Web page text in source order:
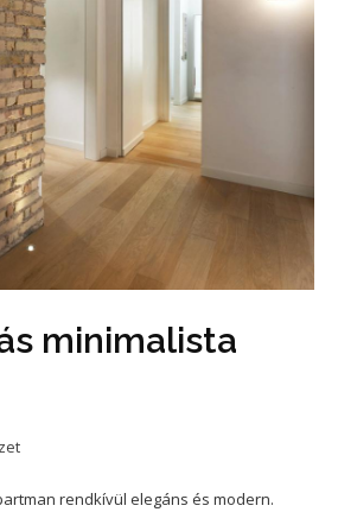
minimalista
rendkívül elegáns és modern.